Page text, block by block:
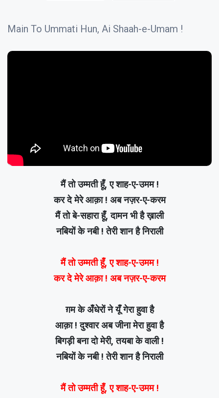
Main To Ummati Hun, Ai Shaah-e-Umam !
मैं तो उम्मती हूँ, ए शाह-ए-उमम !
कर दे मेरे आक़ा ! अब नज़र-ए-करम
मैं तो बे-सहारा हूँ, दामन भी है ख़ाली
नबियों के नबी ! तेरी शान है निराली
मैं तो उम्मती हूँ, ए शाह-ए-उमम !
कर दे मेरे आक़ा ! अब नज़र-ए-करम
ग़म के अँधेरों ने यूँ गेरा हुवा है
आक़ा ! दुश्वार अब जीना मेरा हुवा है
बिगड़ी बना दो मेरी, तयबा के वाली !
नबियों के नबी ! तेरी शान है निराली
मैं तो उम्मती हूँ, ए शाह-ए-उमम !